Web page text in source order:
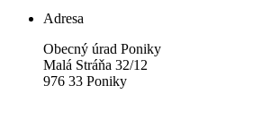
Adresa
Obecný úrad Poniky
Malá Stráňa 32/12
976 33 Poniky